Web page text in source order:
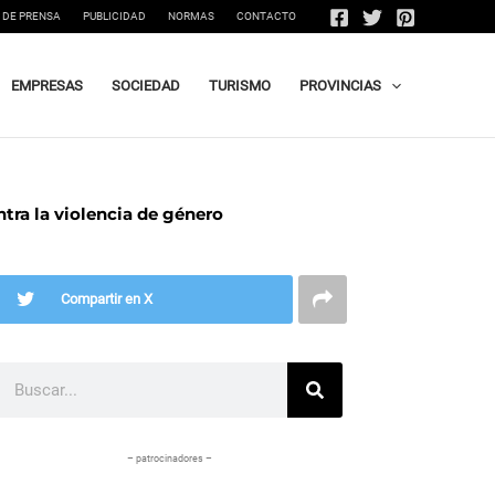
PRENSA PUBLICIDAD NORMAS CONTACTO
EMPRESAS SOCIEDAD TURISMO PROVINCIAS
la violencia de género
Compartir en X
– patrocinadores –